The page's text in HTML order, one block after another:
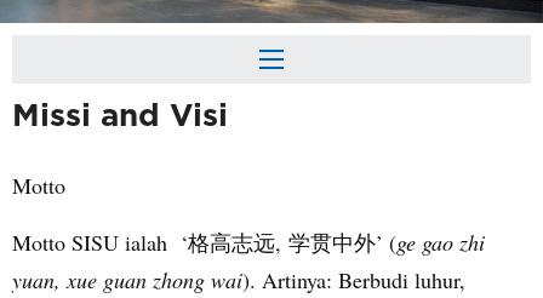
Missi and Visi
Motto
Motto SISU ialah ‘格高志远, 学贯中外’ (ge gao zhi
yuan, xue guan zhong wai). Artinya: Berbudi luhur,